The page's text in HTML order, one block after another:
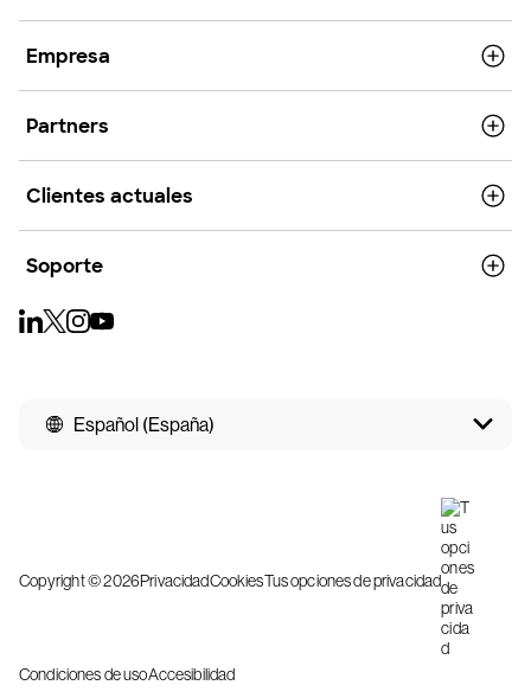
Empresa
Partners
Clientes actuales
Soporte
Español (España)
Copyright © 2026PrivacidadCookiesTus opciones de privacidad
Condiciones de usoAccesibilidad